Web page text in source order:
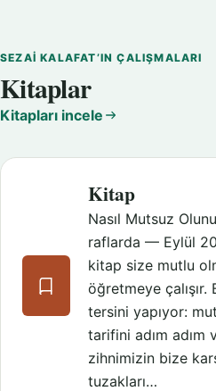
SEZAI KALAFAT’IN ÇALIŞMALARI
Kitaplar
Kitapları incele
Kitap
Nasıl Mutsuz
raflarda — Eylül
kitap size mutlu
öğretmeye
tersini yapıyor:
tarifini adım adım
zihnimizin bize
tuzakları…